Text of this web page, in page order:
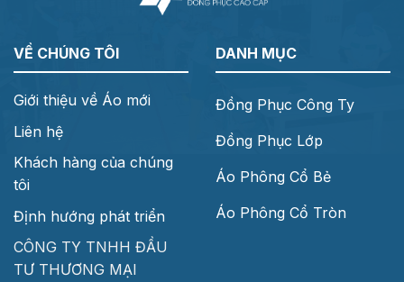
VỀ CHÚNG TÔI
Giới thiệu về Áo mới
Liên hệ
Khách hàng của chúng
tôi
Định hướng phát triển
CÔNG TY TNHH ĐẦU
TƯ THƯƠNG MẠI
DANH MỤC
Đồng Phục Công Ty
Đồng Phục Lớp
Áo Phông Cổ Bẻ
Áo Phông Cổ Tròn